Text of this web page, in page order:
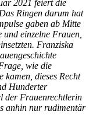
2021 feiert die
Ringen darum hat
gaben ab Mitte
einzelne Frauen,
Franziska
wie die
kamen, dieses Recht
Hunderter
der Frauenrechtlerin
anhin nur rudimentär